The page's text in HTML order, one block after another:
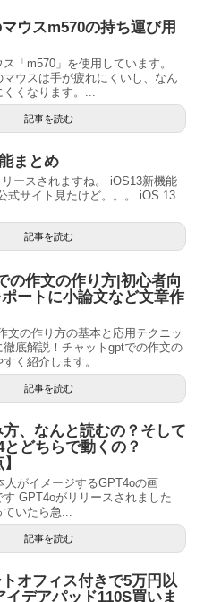
ウスm570の持ち運び用
「m570」を使用しています。
マウスは手が疲れにくいし、なん
くなります。...
記事を読む
まとめ
ースされますね。 iOS13新機能
式サイト見たけど。。。 iOS 13
記事を読む
の作文の作り方|初心者向
ートに小論文など文章作
文の作り方の基本と応用テクニッ
徹底解説！チャットgptでの作文の
く紹介します。
記事を読む
、なんと読むの？そして
どちらで動くの？
がイメージするGPT4oの画
GPT4oがリリースされました
いたら急...
記事を読む
オフィス付きで5万円以
デアパッド110S買いま